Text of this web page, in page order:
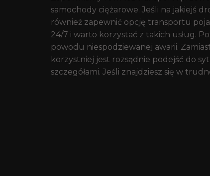
samochody ciężarowe. Jeśli na jakiejś
również zapewnić opcję transportu
24/7 i warto korzystać z takich usług.
powodu niespodziewanej awarii.
korzystniej jest rozsądnie podejść do
szczegółami. Jeśli znajdziesz się w